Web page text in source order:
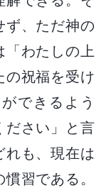
ず、ただ神の
わたしの上
の祝福を受け
できるよう
ださい」と言
れも、現在は
習である。